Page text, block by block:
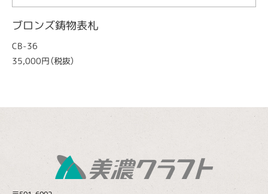
ブロンズ鋳物表札
CB-36
35,000円（税抜）